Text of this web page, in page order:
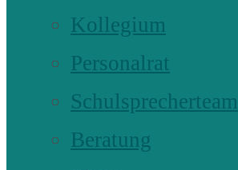
Kollegium
Personalrat
Schulsprecherteam
Beratung